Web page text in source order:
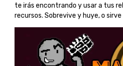
te irás encontrando y usar a tus
recursos. Sobrevive y huye, o